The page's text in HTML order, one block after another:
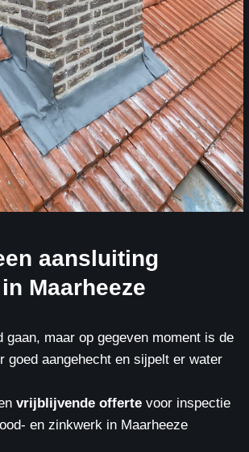
aansluiting
Maarheeze
gaan, maar op gegeven moment is de
goed aangehecht en sijpelt er water
vrijblijvende offertevoor inspectie
en zinkwerk in Maarheeze